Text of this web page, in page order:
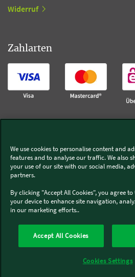
Widerruf
Zahlarten
Bestelle
40 €. Eine
Karriere
Karriere bei Vorwerk
Werde Thermomix® Berater*in
We use cookies to personalise content and
features and to analyse our traffic. We also
your use of our site with our social media,
partners.
By clicking "Accept All Cookies", you agree
your device to enhance site navigation,
in our marketing efforts..
Accept All Cookies
Cookies Settings